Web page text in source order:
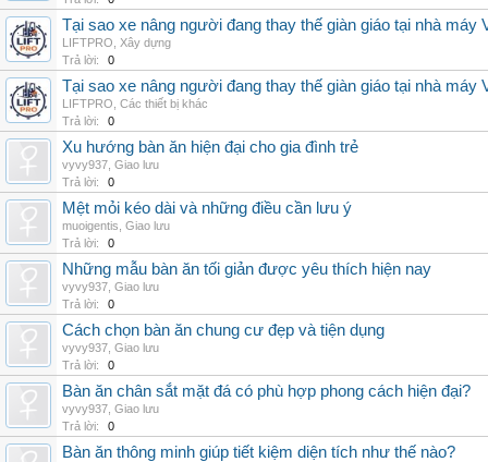
Tại sao xe nâng người đang thay thế giàn giáo tại nhà máy
LIFTPRO
Xây dựng
Trả lời:
0
Tại sao xe nâng người đang thay thế giàn giáo tại nhà máy
LIFTPRO Các thiết bị khác
Trả lời:
0
Xu hướng bàn ăn hiện đại cho gia đình trẻ
vyvy937 Giao lưu
Trả lời:
0
Mệt mỏi kéo dài và những điều cần lưu ý
muoigentis Giao lưu
Trả lời:
0
Những mẫu bàn ăn tối giản được yêu thích hiện nay
vyvy937 Giao lưu
Trả lời:
0
Cách chọn bàn ăn chung cư đẹp và tiện dụng
vyvy937 Giao lưu
Trả lời:
0
Bàn ăn chân sắt mặt đá có phù hợp phong cách hiện đại?
vyvy937 Giao lưu
Trả lời:
0
Bàn ăn thông minh giúp tiết kiệm diện tích như thế nào?